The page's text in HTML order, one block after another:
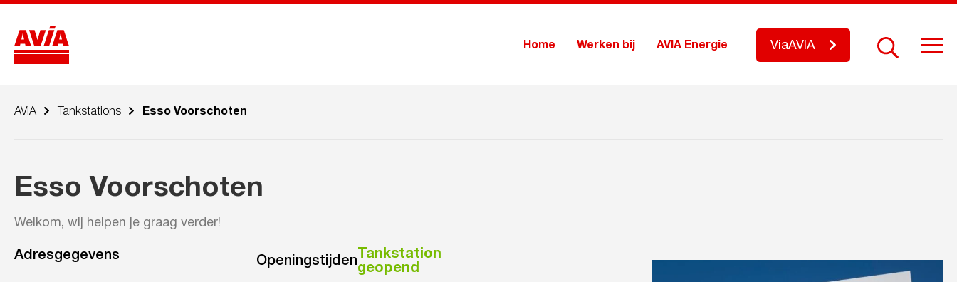
Home Werken bij AVIA Energie ViaAVIA
AVIA Tankstations Esso Voorschoten
Esso Voorschoten
Welkom, wij helpen je graag verder!
Adresgegevens Openingstijden
Tankstation
geopend